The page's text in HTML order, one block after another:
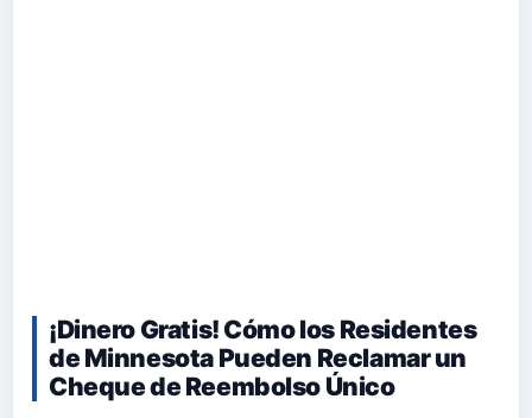
¡Dinero Gratis! Cómo los Residentes
de Minnesota Pueden Reclamar un
Cheque de Reembolso Único